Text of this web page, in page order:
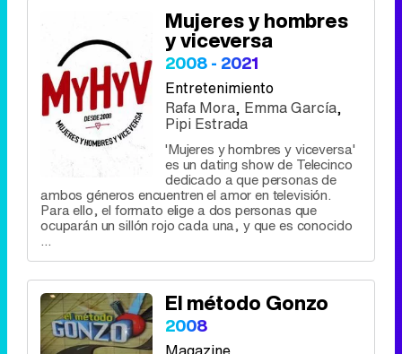
Mujeres y hombres
y viceversa
2008 - 2021
Entretenimiento
Rafa Mora, Emma García,
Pipi Estrada
'Mujeres y hombres y viceversa'
es un dating show de Telecinco
dedicado a que personas de
ambos géneros encuentren el amor en televisión.
Para ello, el formato elige a dos personas que
ocuparán un sillón rojo cada una, y que es conocido
...
El método Gonzo
2008